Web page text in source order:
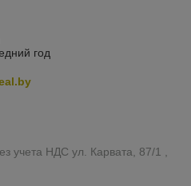
год
учета НДС ул. Карвата, 87/1 ,